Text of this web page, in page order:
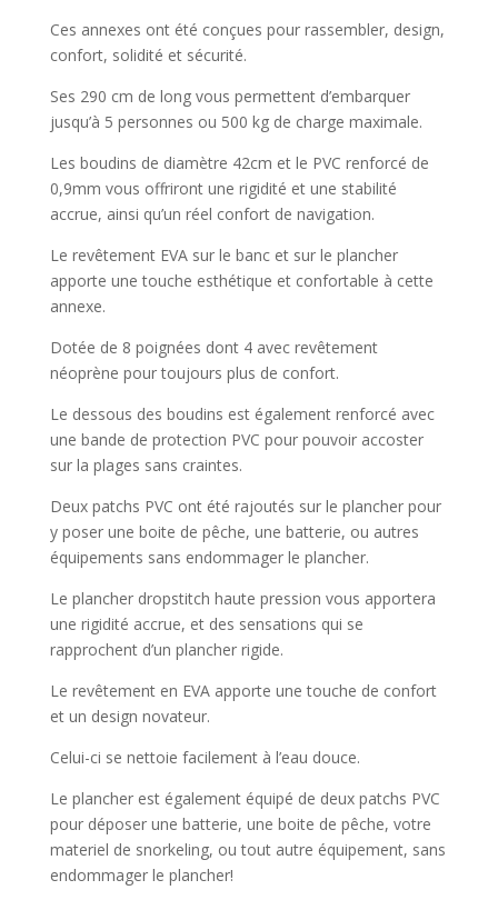
Ces annexes ont été conçues pour rassembler, design,
confort, solidité et sécurité.
Ses 290 cm de long vous permettent d’embarquer
jusqu’à 5 personnes ou 500 kg de charge maximale.
Les boudins de diamètre 42cm et le PVC renforcé de
0,9mm vous offriront une rigidité et une stabilité
accrue, ainsi qu’un réel confort de navigation.
Le revêtement EVA sur le banc et sur le plancher
apporte une touche esthétique et confortable à cette
annexe.
Dotée de 8 poignées dont 4 avec revêtement
néoprène pour toujours plus de confort.
Le dessous des boudins est également renforcé avec
une bande de protection PVC pour pouvoir accoster
sur la plages sans craintes.
Deux patchs PVC ont été rajoutés sur le plancher pour
y poser une boite de pêche, une batterie, ou autres
équipements sans endommager le plancher.
Le plancher dropstitch haute pression vous apportera
une rigidité accrue, et des sensations qui se
rapprochent d’un plancher rigide.
Le revêtement en EVA apporte une touche de confort
et un design novateur.
Celui-ci se nettoie facilement à l’eau douce.
Le plancher est également équipé de deux patchs PVC
pour déposer une batterie, une boite de pêche, votre
materiel de snorkeling, ou tout autre équipement, sans
endommager le plancher!